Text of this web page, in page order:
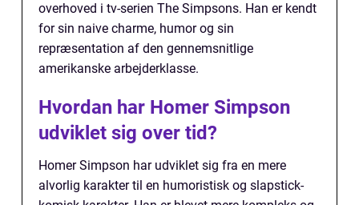
overhoved i tv-serien The Simpsons. Han er kendt
for sin naive charme, humor og sin
repræsentation af den gennemsnitlige
amerikanske arbejderklasse.
Hvordan har Homer Simpson
udviklet sig over tid?
Homer Simpson har udviklet sig fra en mere
alvorlig karakter til en humoristisk og slapstick-